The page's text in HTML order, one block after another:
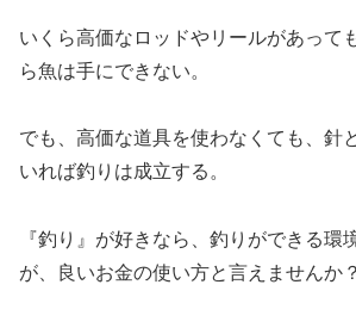
いくら高価なロッドやリールがあって
ら魚は手にできない。
でも、高価な道具を使わなくても、針
いれば釣りは成立する。
『釣り』が好きなら、釣りができる環
が、良いお金の使い方と言えませんか？